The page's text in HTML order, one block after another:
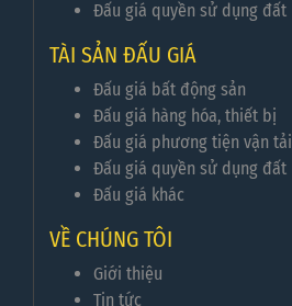
Đấu giá quyền sử dụng đất
TÀI SẢN ĐẤU GIÁ
Đấu giá bất động sản
Đấu giá hàng hóa, thiết bị
Đấu giá phương tiện vận tải
Đấu giá quyền sử dụng đất
Đấu giá khác
VỀ CHÚNG TÔI
Giới thiệu
Tin tức